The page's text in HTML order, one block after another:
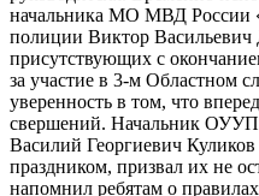
начальника МО МВД России
полиции Виктор Васильевич
присутствующих с
за участие в 3-м Областном
уверенность в том, что
свершений. Начальник
Василий Георгиевич Куликов
праздником, призвал их не
напомнил ребятам о